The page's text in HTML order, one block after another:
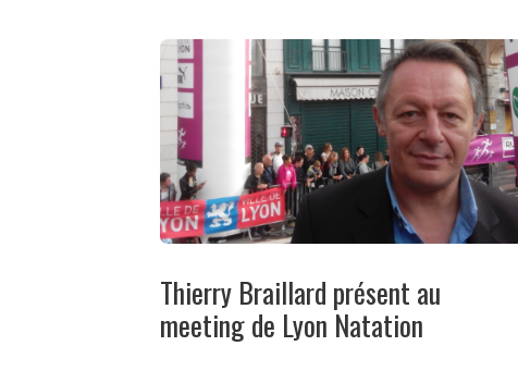
Thierry Braillard présent au
meeting de Lyon Natation